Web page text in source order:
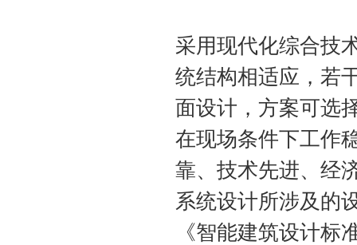
采用现代化综合技
统结构相适应，若
面设计，方案可选
在现场条件下工作
靠、技术先进、经
系统设计所涉及的
《智能建筑设计标